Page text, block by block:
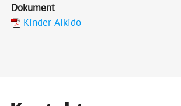
Dokument
Kinder Aikido